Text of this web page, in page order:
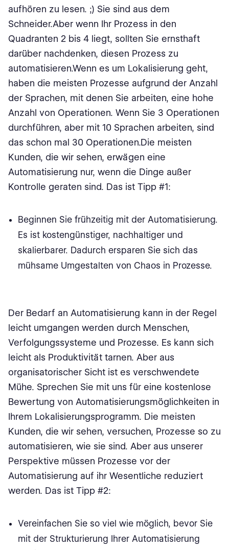
aufhören zu lesen. ;) Sie sind aus dem
Schneider.Aber wenn Ihr Prozess in den
Quadranten 2 bis 4 liegt, sollten Sie ernsthaft
darüber nachdenken, diesen Prozess zu
automatisieren.Wenn es um Lokalisierung geht,
haben die meisten Prozesse aufgrund der Anzahl
der Sprachen, mit denen Sie arbeiten, eine hohe
Anzahl von Operationen. Wenn Sie 3 Operationen
durchführen, aber mit 10 Sprachen arbeiten, sind
das schon mal 30 Operationen.Die meisten
Kunden, die wir sehen, erwägen eine
Automatisierung nur, wenn die Dinge außer
Kontrolle geraten sind. Das ist Tipp #1:
Beginnen Sie frühzeitig mit der Automatisierung.
Es ist kostengünstiger, nachhaltiger und
skalierbarer. Dadurch ersparen Sie sich das
mühsame Umgestalten von Chaos in Prozesse.
Der Bedarf an Automatisierung kann in der Regel
leicht umgangen werden durch Menschen,
Verfolgungssysteme und Prozesse. Es kann sich
leicht als Produktivität tarnen. Aber aus
organisatorischer Sicht ist es verschwendete
Mühe. Sprechen Sie mit uns für eine kostenlose
Bewertung von Automatisierungsmöglichkeiten in
Ihrem Lokalisierungsprogramm. Die meisten
Kunden, die wir sehen, versuchen, Prozesse so zu
automatisieren, wie sie sind. Aber aus unserer
Perspektive müssen Prozesse vor der
Automatisierung auf ihr Wesentliche reduziert
werden. Das ist Tipp #2:
Vereinfachen Sie so viel wie möglich, bevor Sie
mit der Strukturierung Ihrer Automatisierung